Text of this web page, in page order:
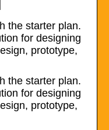
the starter plan.
for designing
prototype,
the starter plan.
for designing
prototype,